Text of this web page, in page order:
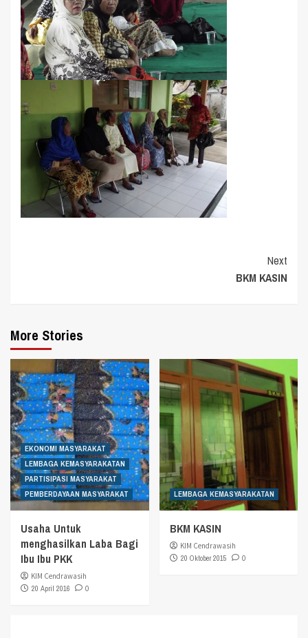
Next
BKM KASIN
More Stories
EKONOMI MASYARAKAT
LEMBAGA KEMASYARAKATAN
PARTISIPASI MASYARAKAT
PEMBERDAYAAN MASYARAKAT
Usaha Untuk
menghasilkan Laba Bagi
Ibu Ibu PKK
KIM Cendrawasih
20 April 2016
0
LEMBAGA KEMASYARAKATAN
BKM KASIN
KIM Cendrawasih
20 Oktober 2015
0